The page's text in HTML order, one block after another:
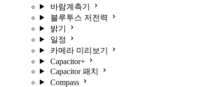
바람계측기
블루투스 저전력
밝기
일정
카메라 미리보기
Capacitor+
Capacitor 패치
Compass